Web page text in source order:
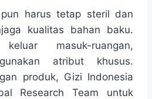
harus tetap steril dan
kualitas bahan baku.
masuk-ruangan,
atribut khusus.
produk, Gizi Indonesia
Research Team untuk